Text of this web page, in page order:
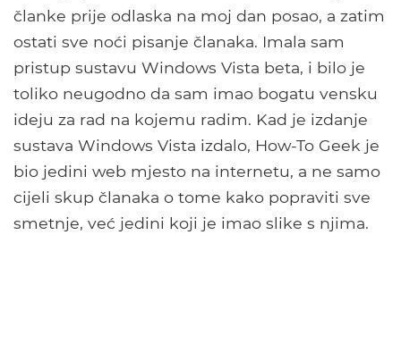
članke prije odlaska na moj dan posao, a zatim
ostati sve noći pisanje članaka. Imala sam
pristup sustavu Windows Vista beta, i bilo je
toliko neugodno da sam imao bogatu vensku
ideju za rad na kojemu radim. Kad je izdanje
sustava Windows Vista izdalo, How-To Geek je
bio jedini web mjesto na internetu, a ne samo
cijeli skup članaka o tome kako popraviti sve
smetnje, već jedini koji je imao slike s njima.